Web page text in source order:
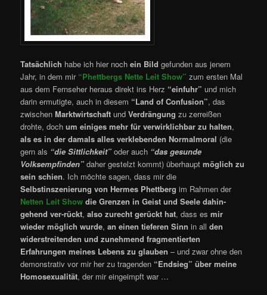
Tatsächlich habe ich hier nochein Bild gefunden aus jenem
Jahr, in dem mir “Phettbergs Nette Leit Show” zum ersten Mal
aus dem Fernseher heraus direkt ins Herz “einfuhr” und mich
darin ermutigte, auch in diesem “Land of Confusion”, das
zwischenMarktwirtschaft undVerdrängung zu zerreißen
drohte, dochum einiges mehr für verwirklichbar zu halten,
als es in der damals alles verklebenden Normalmoral (die
gern als “die Sittlichkeit” oder auch “das gesunde
Volksempfinden” daher gestelzt kommt) überhauptmöglich zu
sein schien. Ich möchte sagen, dass mir die
Selbstinszenierung von Hermes Phettberg im Rahmen der
Netten Leit Show die Grenzen in Geist und Seele dahin-
gehend ver-rückt,also zurecht gerückt hat, dass esmir
wieder möglich wurde,an einen tieferen Sinn in allden
widerstreitenden und zunehmend fragmentierten
Erfahrungen meines Lebens zu glauben – und zwar ohne den
demonstrativ vor mir her zu tragenden “Endsieg” über meine
Homosexualität, der mir eingeimpft war …